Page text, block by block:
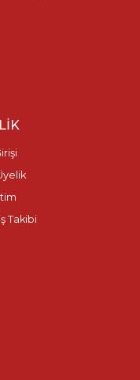
Takibi